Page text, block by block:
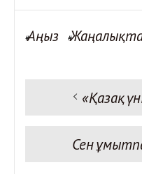
#Аңыз #
Навигация
записям
Предыдущая запись:
«Қазақ
Следующая запись:
Сен